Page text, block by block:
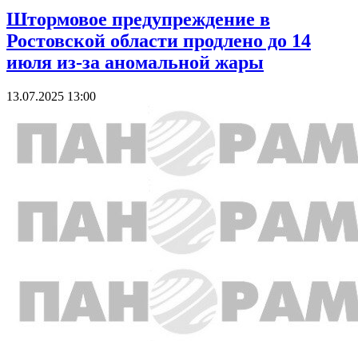
Штормовое предупреждение в
Ростовской области продлено до 14
июля из-за аномальной жары
13.07.2025 13:00